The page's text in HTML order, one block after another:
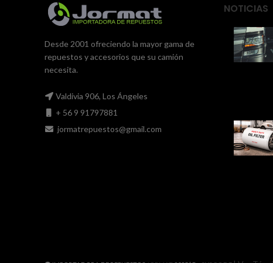
Desde 2001 ofreciendo la mayor gama de
repuestos y accesorios que su camión
necesita.
Valdivia 906, Los Ángeles
+ 56 9 91797881
jormatrepuestos@gmail.com
NOTICIAS